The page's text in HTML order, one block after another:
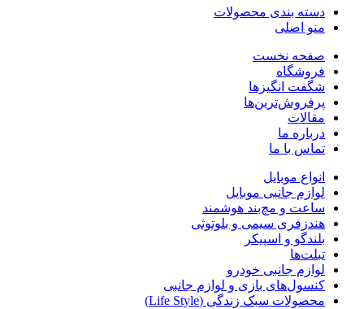
دسته بندی محصولات
منو اصلی
صفحه نخست
فروشگاه
شگفت انگیزها
پرفروش‌ترین‌ها
مقالات
درباره ما
تماس با ما
انواع موبایل
لوازم جانبی موبایل
ساعت و مچ‌بند هوشمند
هندزفری سیمی و بلوتوثی
بلندگو و اسپیکر
تبلت‌ها
لوازم جانبی خودرو
کنسول‌های بازی و لوازم جانبی
محصولات سبک زندگی (Life Style)